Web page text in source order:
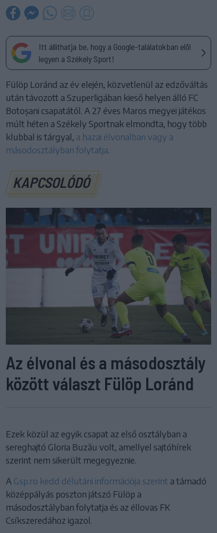
Itt állíthatja be, hogy a Google-találatokban elöl
legyen a Székely Sport!
Fülöp Loránd az év elején, közvetlenül az edzőváltás
után távozott a Szuperligában kieső helyen álló FC
Botoșani csapatától. A 27 éves Maros megyei játékos
múlt héten a Székely Sportnak elmondta, hogy több
klubbal is tárgyal, a hazai élvonalban vagy a
másodosztályban folytatja.
KAPCSOLÓDÓ
Az élvonal és a másodosztály
között választ Fülöp Loránd
Ezek közül az egyik csapat az első osztályban a
sereghajtó Gloria Buzău volt, amellyel sajtóhírek
szerint nem sikerült megegyeznie.
A Gsp.ro kedd délutáni információja szerint a támadó
középpályás poszton játszó Fülöp a
másodosztályban folytatja és az éllovas FK
Csíkszeredához igazol.